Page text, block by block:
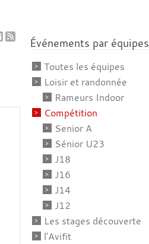
Événements par équipes
Toutes les équipes
Loisir et randonnée
Rameurs Indoor
Compétition
Senior A
Sénior U23
J18
J16
J14
J12
Les stages découverte
l'Avifit